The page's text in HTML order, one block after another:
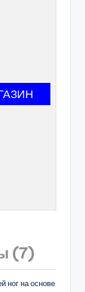
(7)
ног на основе